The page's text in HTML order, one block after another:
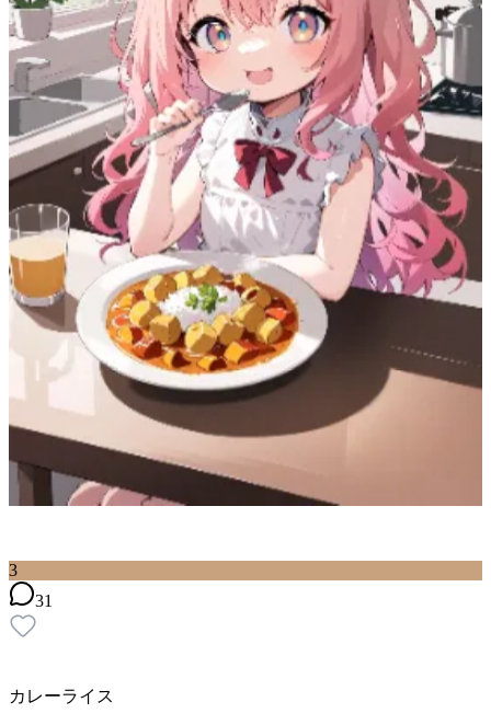
3
31
カレーライス